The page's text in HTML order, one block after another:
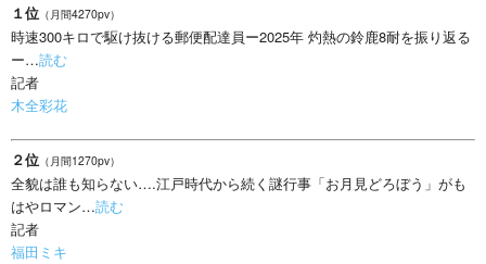
１位 （月間4270pv）
時速300キロで駆け抜ける郵便配達員ー2025年 灼熱の鈴鹿8耐を振り返る
ー…読む
記者
木全彩花
２位 （月間1270pv）
全貌は誰も知らない….江戸時代から続く謎行事「お月見どろぼう」がも
はやロマン…読む
記者
福田ミキ